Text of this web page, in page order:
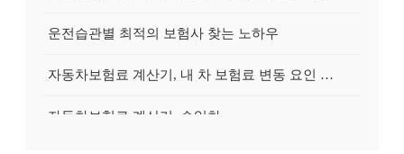
운전습관별 최적의 보험사 찾는 노하우
자동차보험료 계산기, 내 차 보험료 변동 요인 완벽 분석 & 절약 전략
자동차보험료 계산기, 수입차